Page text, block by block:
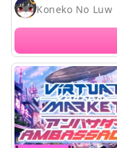
Koneko No Luw